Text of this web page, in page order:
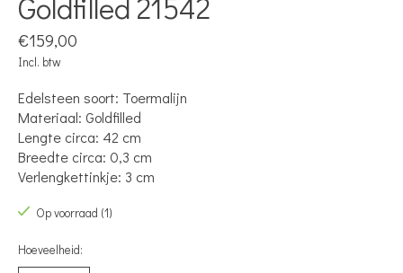
€159,00
Incl. btw
Edelsteen soort: Toermalijn
Materiaal: Goldfilled
Lengte circa: 42 cm
Breedte circa: 0,3 cm
Verlengkettinkje: 3 cm
Op voorraad (1)
Hoeveelheid: